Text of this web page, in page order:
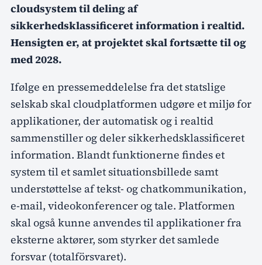
cloudsystem til deling af
sikkerhedsklassificeret information i realtid.
Hensigten er, at projektet skal fortsætte til og
med 2028.
Ifølge en pressemeddelelse fra det statslige
selskab skal cloudplatformen udgøre et miljø for
applikationer, der automatisk og i realtid
sammenstiller og deler sikkerhedsklassificeret
information. Blandt funktionerne findes et
system til et samlet situationsbillede samt
understøttelse af tekst- og chatkommunikation,
e-mail, videokonferencer og tale. Platformen
skal også kunne anvendes til applikationer fra
eksterne aktører, som styrker det samlede
forsvar (totalförsvaret).